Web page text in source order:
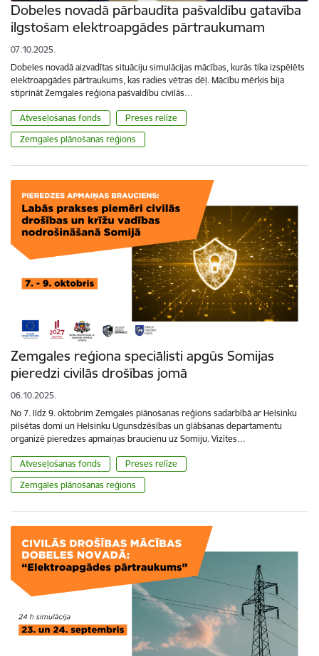
Dobeles novadā pārbaudīta pašvaldību gatavība
ilgstošam elektroapgādes pārtraukumam
07.10.2025.
Dobeles novadā aizvadītas situāciju simulācijas mācības, kurās tika izspēlēts
elektroapgādes pārtraukums, kas radies vētras dēļ. Mācību mērķis bija
stiprināt Zemgales reģiona pašvaldību civilās…
Atveseļošanas fonds
Preses relīze
Zemgales plānošanas reģions
Zemgales reģiona speciālisti apgūs Somijas
pieredzi civilās drošības jomā
06.10.2025.
No 7. līdz 9. oktobrim Zemgales plānošanas reģions sadarbībā ar Helsinku
pilsētas domi un Helsinku Ugunsdzēsības un glābšanas departamentu
organizē pieredzes apmaiņas braucienu uz Somiju. Vizītes…
Atveseļošanas fonds
Preses relīze
Zemgales plānošanas reģions